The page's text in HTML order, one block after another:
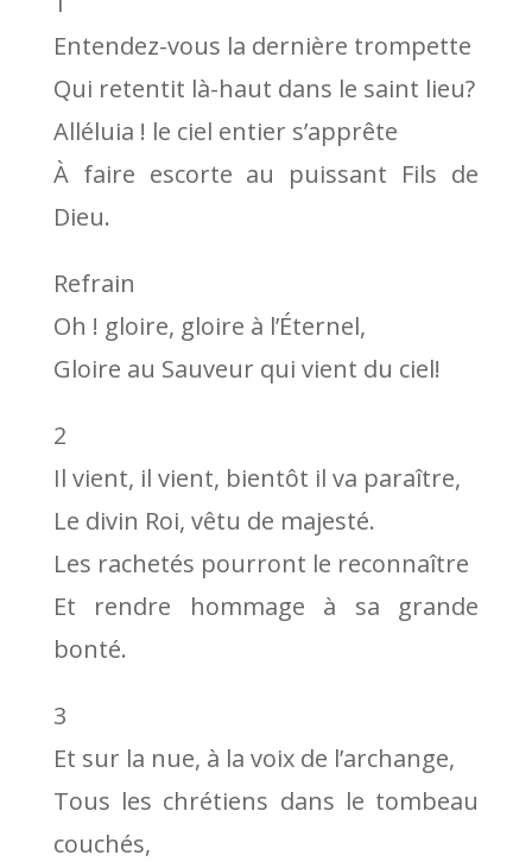
Entendez-vous la dernière trompette
Qui retentit là-haut dans le saint lieu?
Alléluia ! le ciel entier s’apprête
À faire escorte au puissant Fils de
Dieu.
Refrain
Oh ! gloire, gloire à l’Éternel,
Gloire au Sauveur qui vient du ciel!
2
Il vient, il vient, bientôt il va paraître,
Le divin Roi, vêtu de majesté.
Les rachetés pourront le reconnaître
Et rendre hommage à sa grande
bonté.
3
Et sur la nue, à la voix de l’archange,
Tous les chrétiens dans le tombeau
couchés,